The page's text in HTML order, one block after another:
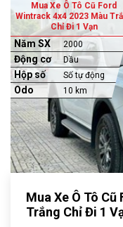
Mua Xe Ô Tô Cũ Ford
Wintrack 4x4 2023 Màu
Chỉ Đi 1 Vạn
Năm SX 2000
Động cơ Dầu
Hộp số Số tự động
Odo 10 km
Mua Xe Ô Tô
Trắng Chỉ Đi 1